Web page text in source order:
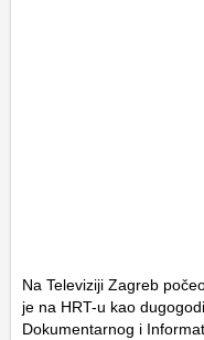
Na Televiziji Zagreb
je na HRT-u kao
Dokumentarnog i